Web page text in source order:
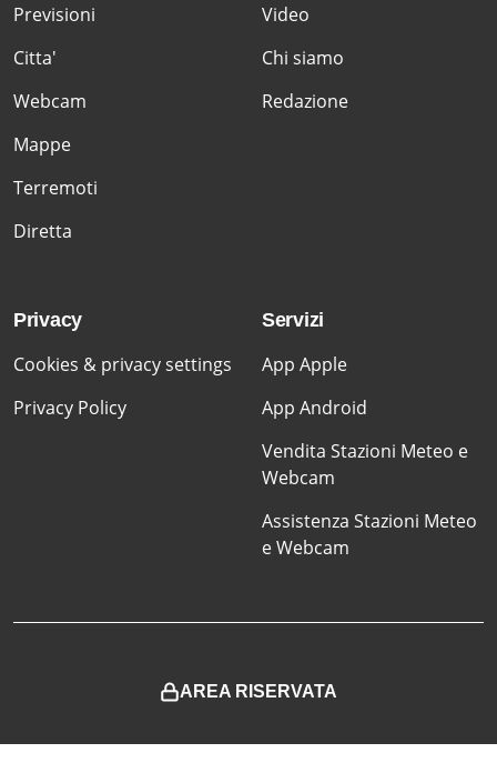
Previsioni
Citta'
Webcam
Mappe
Terremoti
Diretta
Video
Chi siamo
Redazione
Privacy
Cookies & privacy settings
Privacy Policy
Servizi
App Apple
App Android
Vendita Stazioni Meteo e
Webcam
Assistenza Stazioni Meteo
e Webcam
AREA RISERVATA